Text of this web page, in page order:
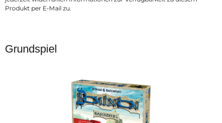
Produkt per E-Mail zu.
Grundspiel